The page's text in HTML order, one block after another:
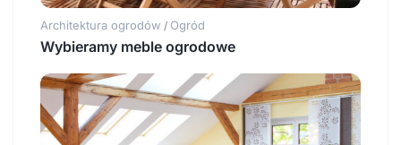
Architektura ogrodów / Ogród
Wybieramy meble ogrodowe